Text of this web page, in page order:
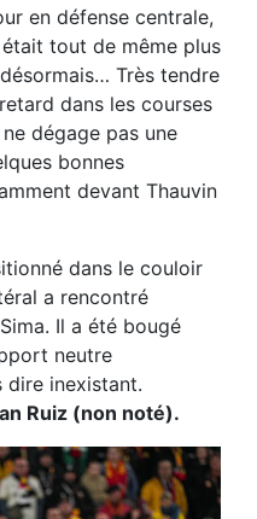
en défense centrale,
tout de même plus
Très tendre
dans les courses
dégage pas une
bonnes
devant Thauvin
dans le couloir
a rencontré
Il a été bougé
neutre
dire inexistant.
Ruiz (non noté).